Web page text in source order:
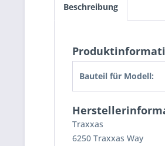
Beschreibung
Bauteil für Modell:
Traxxas
6250 Traxxas Way